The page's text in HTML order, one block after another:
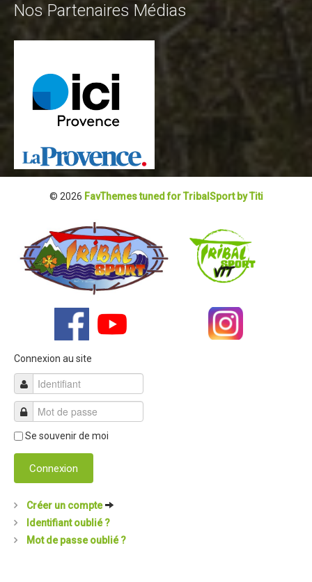
Nos Partenaires Médias
© 2026 FavThemes tuned for TribalSport by Titi
Connexion au site
Se souvenir de moi
Connexion
Créer un compte
Identifiant oublié ?
Mot de passe oublié ?